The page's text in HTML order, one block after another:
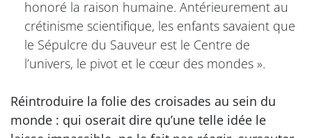
honoré la raison humaine. Antérieurement au
crétinisme scientifique, les enfants savaient que
le Sépulcre du Sauveur est le Centre de
l’univers, le pivot et le cœur des mondes ».
Réintroduire la folie des croisades au sein du
monde : qui oserait dire qu’une telle idée le